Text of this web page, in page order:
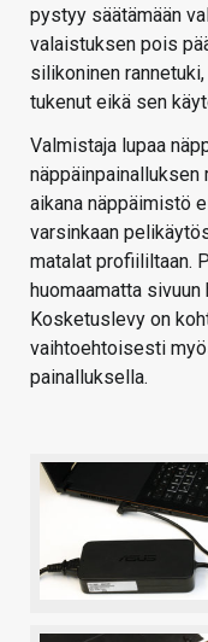
pystyy säätämään
valaistuksen pois
silikoninen
tukenut eikä sen
Valmistaja lupaa
aikana näppäimistö
varsinkaan
matalat profiililtaan.
huomaamatta
Kosketuslevy on
vaihtoehtoisesti
painalluksella.